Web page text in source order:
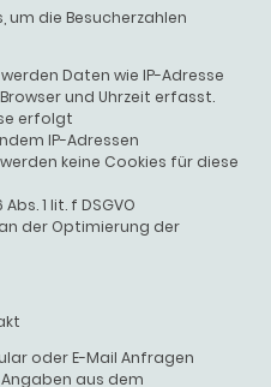
um die Besucherzahlen
werden Daten wie IP-Adresse
und Uhrzeit erfasst.
erfolgt
IP-Adressen
keine Cookies für diese
Abs. 1 lit. f DSGVO
der Optimierung der
oder E-Mail Anfragen
aus dem